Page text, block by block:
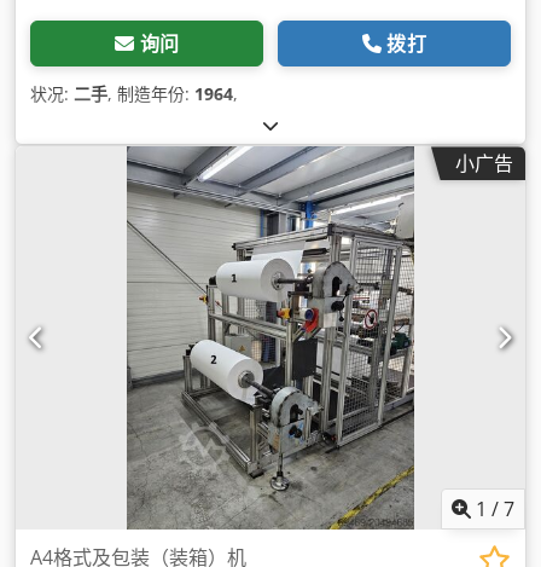
询问 拨打
状况: 二手, 制造年份: 1964,
小广告
1 /7
A4格式及包装（装箱）机